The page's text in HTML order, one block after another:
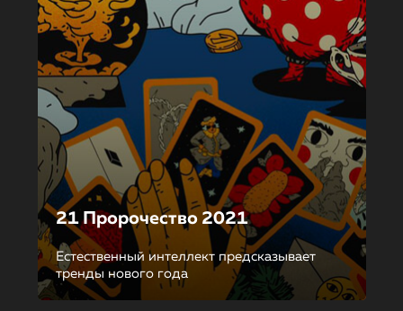
21 Пророчество 2021
Естественный интеллект предсказывает
тренды нового года